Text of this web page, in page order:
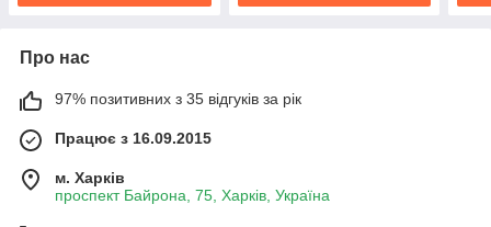
Про нас
97% позитивних з 35 відгуків за рік
Працює з 16.09.2015
м. Харків
проспект Байрона, 75, Харків, Україна